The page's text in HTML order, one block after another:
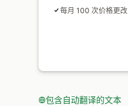
每月 100 次价格更改
包含自动翻译的文本